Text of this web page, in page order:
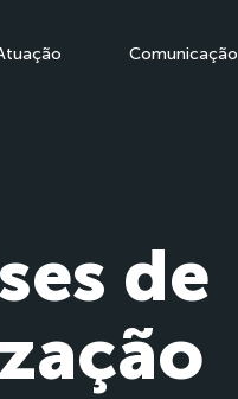
Comunicação
de